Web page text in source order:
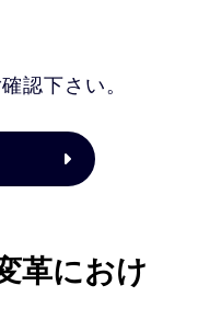
認下さい。
革におけ